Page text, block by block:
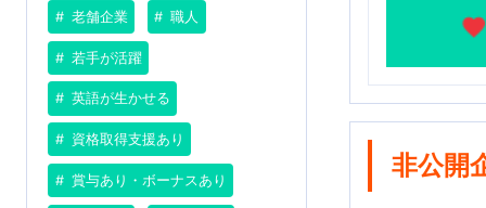
老舗企業 職人
若手が活躍
英語が生かせる
資格取得支援あり
賞与あり・ボーナスあり 非公開